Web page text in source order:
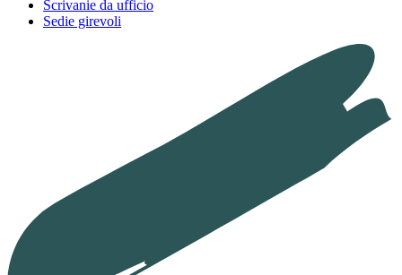
Scrivanie da ufficio
Sedie girevoli